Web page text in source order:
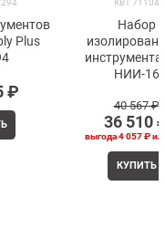
Plus
₽
КВТ 71104
Набор
НИИ-16
40 567 ₽
36 510
выгода4 057 ₽
КУПИТЬ